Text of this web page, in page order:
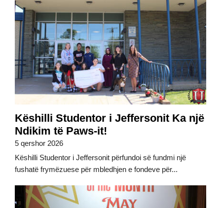
Këshilli Studentor i Jeffersonit Ka një
Ndikim të Paws-it!
5 qershor 2026
Këshilli Studentor i Jeffersonit përfundoi së fundmi një
fushatë frymëzuese për mbledhjen e fondeve për...